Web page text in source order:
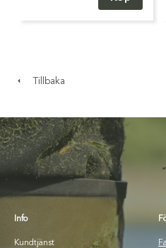
Tillbaka
Info
Kundtjänst